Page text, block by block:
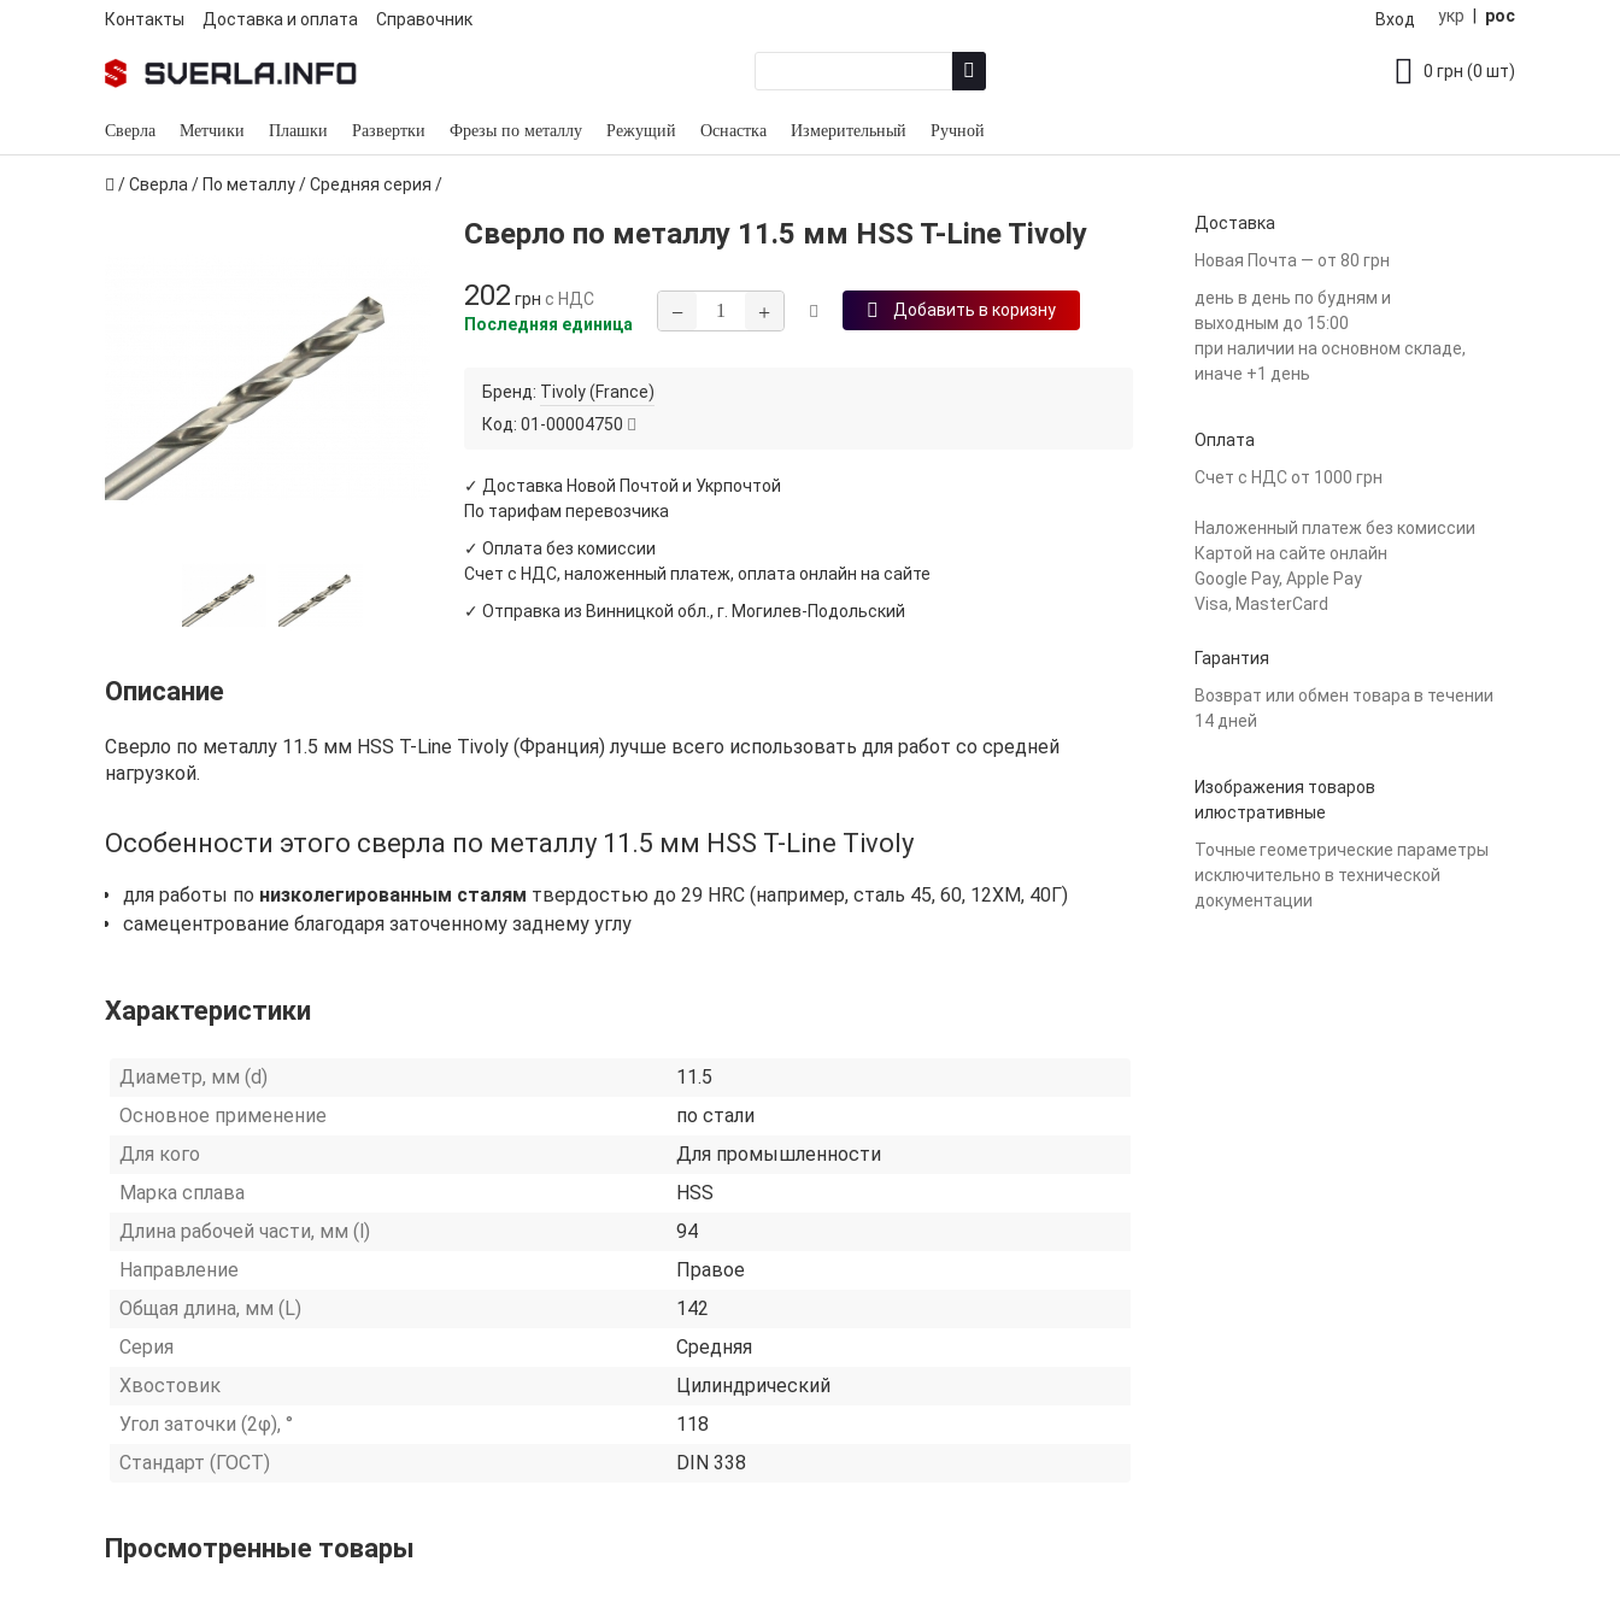
укр рос
Контакты Доставка и оплата Справочник Вход
0 грн (0 шт)
Сверла Метчики Плашки Развертки Фрезы по металлу Режущий Оснастка Измерительный Ручной
/Сверла / По металлу/Средняя серия /
Сверло по металлу 11.5 мм HSS T-Line Tivoly
202 грн с НДС
Последняя единица
− + Добавить в коризну
Бренд: Tivoly (France)
Код: 01-00004750
✓ Доставка Новой Почтой и Укрпочтой
По тарифам перевозчика
✓ Оплата без комиссии
Счет с НДС, наложенный платеж, оплата онлайн на сайте
✓ Отправка из Винницкой обл., г. Могилев-Подольский
Описание
Сверло по металлу 11.5 мм HSS T-Line Tivoly (Франция) лучше всего использовать для работ со средней
нагрузкой.
Особенности этого сверла по металлу 11.5 мм HSS T-Line Tivoly
для работы по низколегированным сталям твердостью до 29 HRC (например, сталь 45, 60, 12ХМ, 40Г)
самецентрование благодаря заточенному заднему углу
Характеристики
Диаметр, мм (d)
11.5
Основное применение
по стали
Для кого
Для промышленности
Марка сплава
HSS
Длина рабочей части, мм (l)
94
Направление
Правое
Общая длина, мм (L)
142
Серия
Средняя
Хвостовик
Цилиндрический
Угол заточки (2φ), °
118
Стандарт (ГОСТ)
DIN 338
Просмотренные товары
Доставка
Новая Почта — от 80 грн
день в день по будням и
выходным до 15:00
при наличии на основном складе,
иначе +1 день
Оплата
Счет с НДС от 1000 грн
Наложенный платеж без комиссии
Картой на сайте онлайн
Google Pay, Apple Pay
Visa, MasterCard
Гарантия
Возврат или обмен товара в течении
14 дней
Изображения товаров
илюстративные
Точные геометрические параметры
исключительно в технической
документации